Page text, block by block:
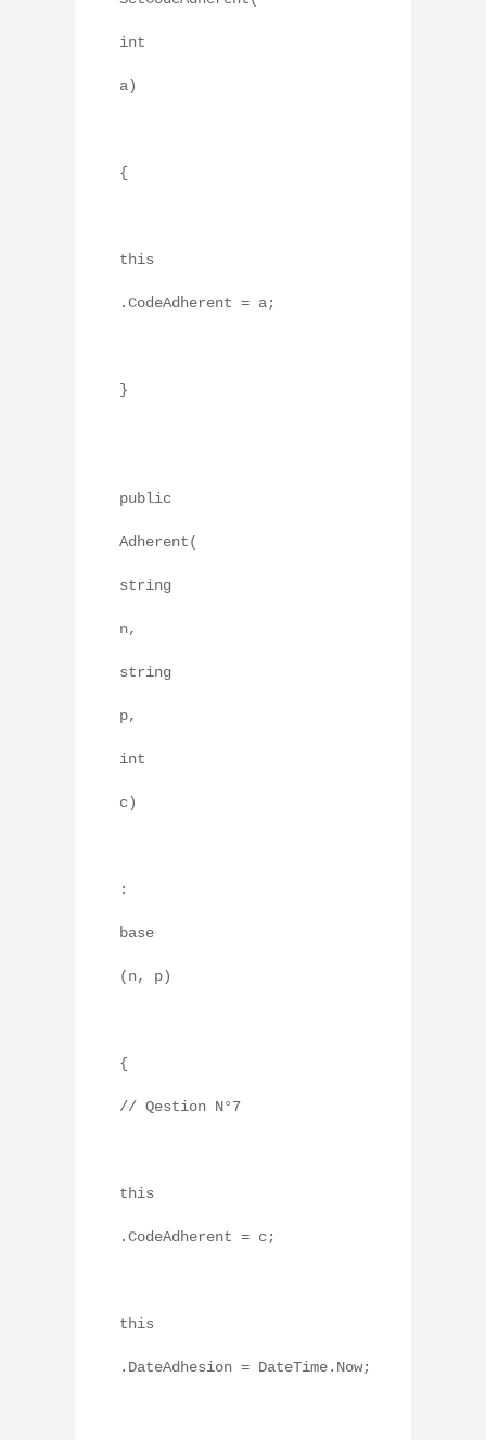
int
a)
{
this
.CodeAdherent = a;
}
public
Adherent(
string
n,
string
p,
int
c)
:
base
(n, p)
// Qestion N°7
this
.CodeAdherent = c;
this
.DateAdhesion = DateTime.Now;